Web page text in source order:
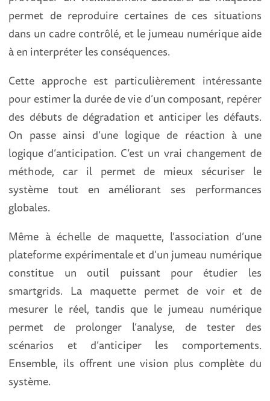
permet de reproduire certaines de ces situations
dans un cadre contrôlé, et le jumeau numérique aide
à en interpréter les conséquences.
Cette approche est particulièrement intéressante
pour estimer la durée de vie d’un composant, repérer
des débuts de dégradation et anticiper les défauts.
On passe ainsi d’une logique de réaction à une
logique d’anticipation. C’est un vrai changement de
méthode, car il permet de mieux sécuriser le
système tout en améliorant ses performances
globales.
Même à échelle de maquette, l’association d’une
plateforme expérimentale et d’un jumeau numérique
constitue un outil puissant pour étudier les
smartgrids. La maquette permet de voir et de
mesurer le réel, tandis que le jumeau numérique
permet de prolonger l’analyse, de tester des
scénarios et d’anticiper les comportements.
Ensemble, ils offrent une vision plus complète du
système.